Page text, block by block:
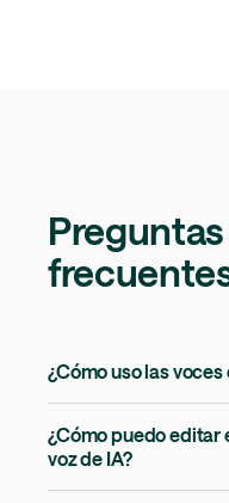
Preguntas
¿Cómo uso las voces
¿Cómo puedo editar
voz de IA?